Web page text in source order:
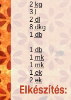
2 kg
3
2 dl
8 dkg
1 db
1 db
1 mk
1 mk
1 ek
2 ek